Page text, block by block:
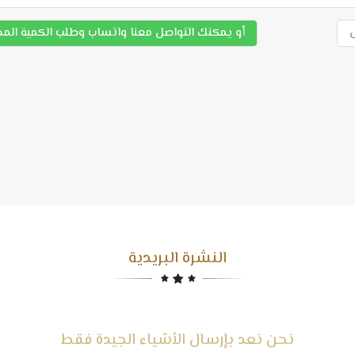
أو يمكنك التواصل معنا واتساب وطلب الكمية
النشرة البريدية
نحن نعد بإرسال الأشياء الجيدة فقط